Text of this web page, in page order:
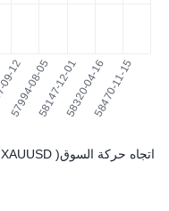
اتجاه حركة السوق(
XAUUSD